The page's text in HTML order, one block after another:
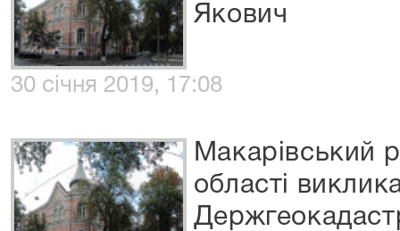
Якович
30 січня 2019, 17:08
Макарівський
області